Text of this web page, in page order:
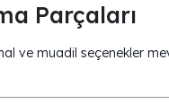
Parçaları
ve muadil seçenekler